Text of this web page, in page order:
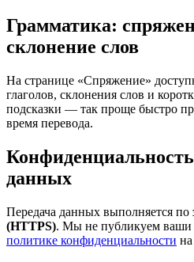
Грамматика:
склонение слов
На странице «Спряжение»
глаголов, склонения слов и
подсказки — так проще быстро
время перевода.
Конфиденциальность
данных
Передача данных выполняется по
(HTTPS). Мы не публикуем ваши
политике конфиденциальности на